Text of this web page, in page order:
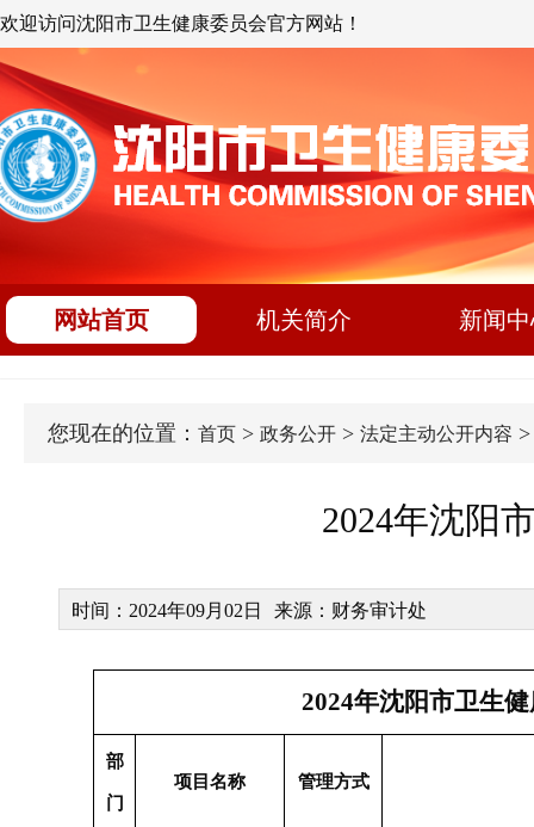
欢迎访问沈阳市卫生健康委员会官方网站！
网站首页 机关简介 新闻
您现在的位置： 首页 > 政务公开 > 法定主动公开内容
2024年沈阳
时间：2024年09月02日 来源：财务审计处
2024年沈阳市卫生
部
门
项目名称 管理方式